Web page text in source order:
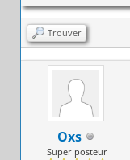
Trouver
Oxs
Super posteur